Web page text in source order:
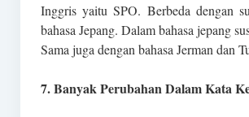
Inggris yaitu SPO. Berbeda dengan
bahasa Jepang. Dalam bahasa jepang
Sama juga dengan bahasa Jerman dan
7. Banyak Perubahan Dalam Kata